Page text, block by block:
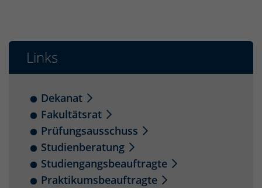
Links
Dekanat
Fakultätsrat
Prüfungsausschuss
Studienberatung
Studiengangsbeauftragte
Praktikumsbeauftragte